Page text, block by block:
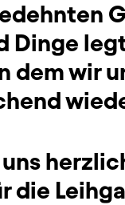
Dinge
dem wir
die